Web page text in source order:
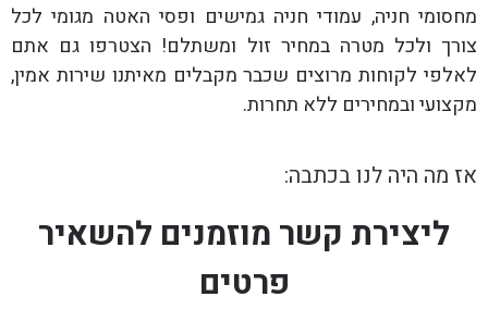
מחסומי חניה, עמודי חניה גמישים ופסי האטה מגומי לכל
צורך ולכל מטרה במחיר זול ומשתלם! הצטרפו גם אתם
לאלפי לקוחות מרוצים שכבר מקבלים מאיתנו שירות אמין,
מקצועי ובמחירים ללא תחרות.
אז מה היה לנו בכתבה:
ליצירת קשר מוזמנים להשאיר
פרטים